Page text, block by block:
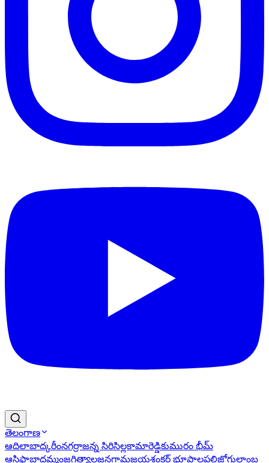
తెలంగాణ
ఆదిలాబాద్కరీంనగర్రాజన్న సిరిసిల్లకామారెడ్డికుమురం భీమ్
ఆసిఫాబాద్ఖమ్మంజగిత్యాలజనగామజయశంకర్ భూపాలపల్లిజోగులాంబ